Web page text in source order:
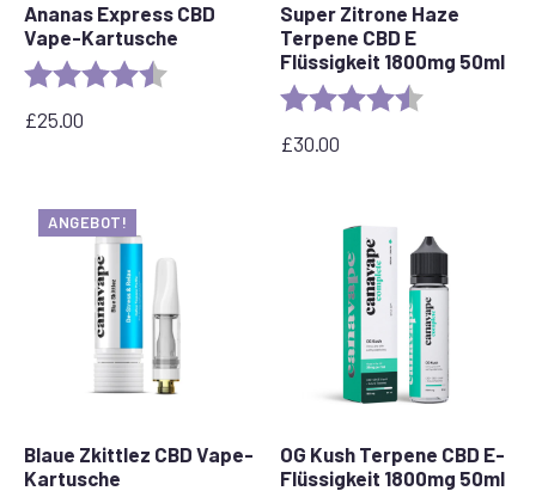
Ananas Express CBD
Vape-Kartusche
Bewertung: 4,6 von 5 Sternen
£25.00
Super Zitrone Haze
Terpene CBD E
Flüssigkeit 1800mg 50ml
Bewertung:
£30.00
ANGEBOT!
Blaue Zkittlez CBD Vape-
Kartusche
OG Kush Terpene CBD E-
Flüssigkeit 1800mg 50ml